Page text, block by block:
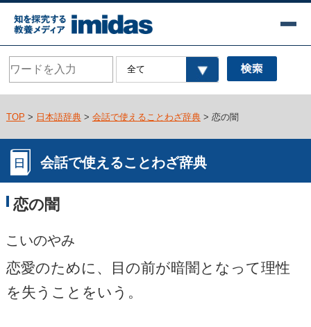
TOP > 日本語辞典> 会話で使えることわざ辞典> 恋の闇
会話で使えることわざ辞典
恋の闇
こいのやみ
恋愛のために、目の前が暗闇となって理性
を失うことをいう。